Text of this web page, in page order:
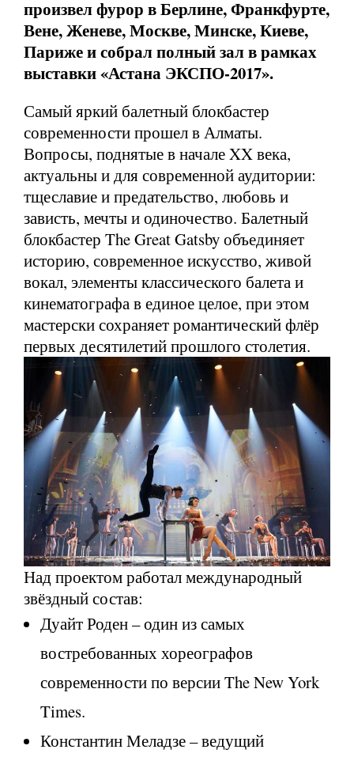
произвел фурор в Берлине, Франкфурте,
Вене, Женеве, Москве, Минске, Киеве,
Париже и собрал полный зал в рамках
выставки «Астана ЭКСПО-2017».
Самый яркий балетный блокбастер
современности прошел в Алматы.
Вопросы, поднятые в начале XX века,
актуальны и для современной аудитории:
тщеславие и предательство, любовь и
зависть, мечты и одиночество. Балетный
блокбастер The Great Gatsby объединяет
историю, современное искусство, живой
вокал, элементы классического балета и
кинематографа в единое целое, при этом
мастерски сохраняет романтический флёр
первых десятилетий прошлого столетия.
Над проектом работал международный
звёздный состав:
Дуайт Роден – один из самых
востребованных хореографов
современности по версии The New York
Times.
Константин Меладзе – ведущий